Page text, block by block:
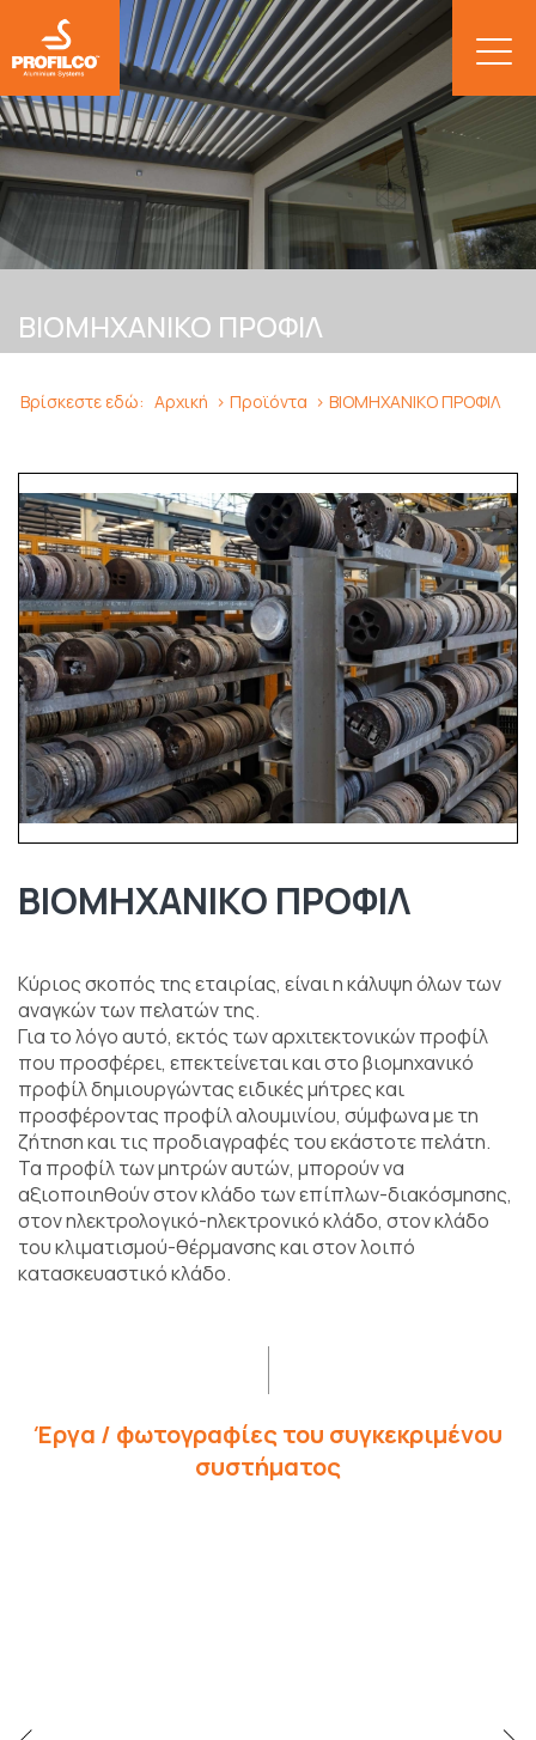
BIOMHXANIKO ΠΡΟΦΙΛ
Βρίσκεστε εδώ: Αρχική Προϊόντα ΒΙΟΜΗΧΑΝΙΚΟ ΠΡΟΦΙΛ
BIOMHXANIKO ΠΡΟΦΙΛ
Kύριος σκοπός της εταιρίας, είναι η κάλυψη όλων των
αναγκών των πελατών της.
Για το λόγο αυτό, εκτός των αρχιτεκτονικών προφίλ
που προσφέρει, επεκτείνεται και στο βιομηχανικό
προφίλ δημιουργώντας ειδικές μήτρες και
προσφέροντας προφίλ αλουμινίου, σύμφωνα με τη
ζήτηση και τις προδιαγραφές του εκάστοτε πελάτη.
Τα προφίλ των μητρών αυτών, μπορούν να
αξιοποιηθούν στον κλάδο των επίπλων-διακόσμησης,
στον ηλεκτρολογικό-ηλεκτρονικό κλάδο, στον κλάδο
του κλιματισμού-θέρμανσης και στον λοιπό
κατασκευαστικό κλάδο.
Έργα / φωτογραφίες του συγκεκριμένου
συστήματος